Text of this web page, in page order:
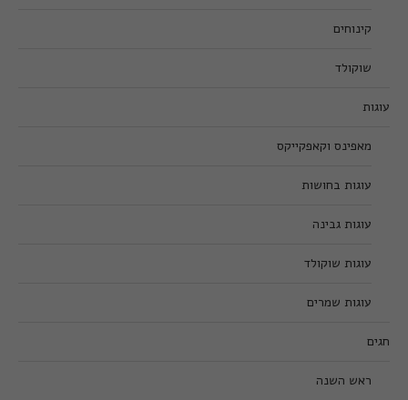
קינוחים
שוקולד
עוגות
מאפינס וקאפקייקס
עוגות בחושות
עוגות גבינה
עוגות שוקולד
עוגות שמרים
חגים
ראש השנה